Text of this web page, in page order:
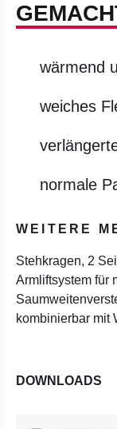
wärmend
weiches
normale
WEITERE
Stehkragen, 2
Armliftsystem für
kombinierbar mit
DOWNLOADS